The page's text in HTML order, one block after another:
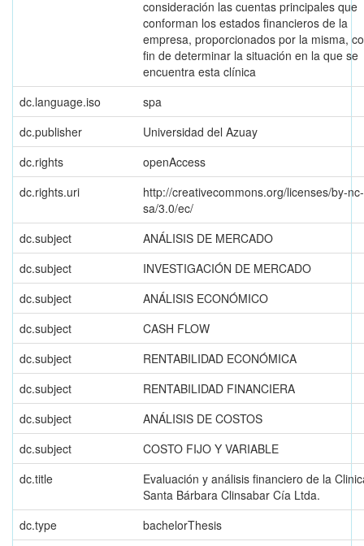
consideración las cuentas principales que
conforman los estados financieros de la
empresa, proporcionados por la misma,
fin de determinar la situación en la que se
encuentra esta clínica
dc.language.iso
spa
dc.publisher
Universidad del Azuay
dc.rights
openAccess
dc.rights.uri
http://creativecommons.org/licenses/by-nc-
sa/3.0/ec/
dc.subject
ANÁLISIS DE MERCADO
dc.subject
INVESTIGACIÓN DE MERCADO
dc.subject
ANÁLISIS ECONÓMICO
dc.subject
CASH FLOW
dc.subject
RENTABILIDAD ECONÓMICA
dc.subject
RENTABILIDAD FINANCIERA
dc.subject
ANÁLISIS DE COSTOS
dc.subject
COSTO FIJO Y VARIABLE
dc.title
Evaluación y análisis financiero de la
Santa Bárbara Clinsabar Cía Ltda.
dc.type
bachelorThesis